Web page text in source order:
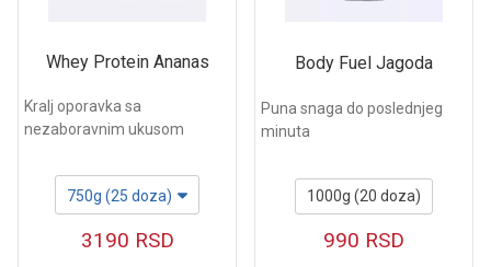
Whey Protein Ananas
Kralj oporavka sa
nezaboravnim ukusom
750g (25 doza)
3190 RSD
Body Fuel Jagoda
Puna snaga do poslednjeg
minuta
1000g (20 doza)
990 RSD